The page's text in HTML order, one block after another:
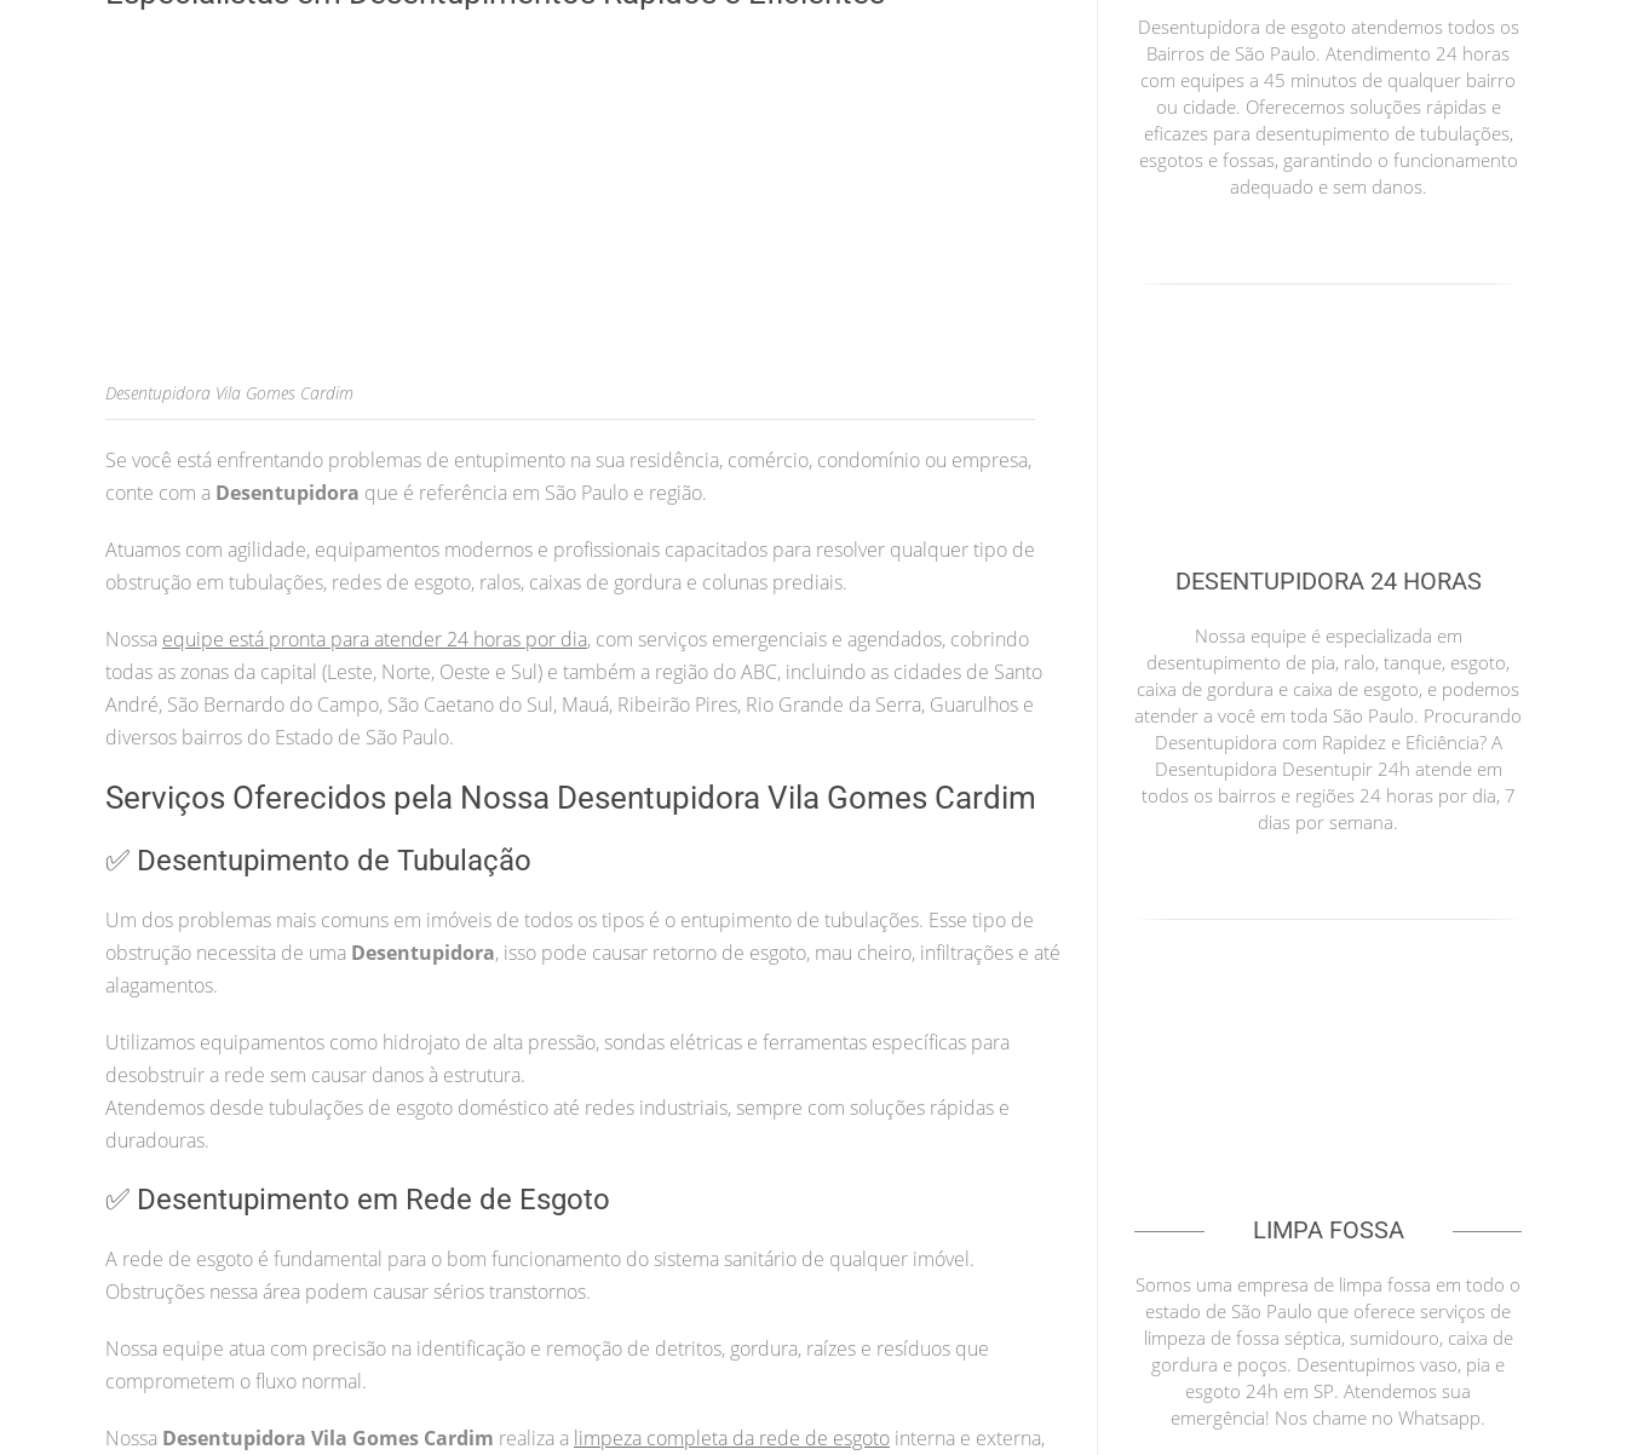
Desentupidora Vila Gomes Cardim
Se você está enfrentando problemas de entupimento na sua residência, comércio, condomínio ou empresa,
conte com a Desentupidora que é referência em São Paulo e região.
Atuamos com agilidade, equipamentos modernos e profissionais capacitados para resolver qualquer tipo de
obstrução em tubulações, redes de esgoto, ralos, caixas de gordura e colunas prediais.
Nossa equipe está pronta para atender 24 horas por dia, com serviços emergenciais e agendados, cobrindo
todas as zonas da capital (Leste, Norte, Oeste e Sul) e também a região do ABC, incluindo as cidades de Santo
André, São Bernardo do Campo, São Caetano do Sul, Mauá, Ribeirão Pires, Rio Grande da Serra, Guarulhos e
diversos bairros do Estado de São Paulo.
Serviços Oferecidos pela Nossa Desentupidora Vila Gomes Cardim
✅ Desentupimento de Tubulação
Um dos problemas mais comuns em imóveis de todos os tipos é o entupimento de tubulações. Esse tipo de
obstrução necessita de uma Desentupidora, isso pode causar retorno de esgoto, mau cheiro, infiltrações e até
alagamentos.
Utilizamos equipamentos como hidrojato de alta pressão, sondas elétricas e ferramentas específicas para
desobstruir a rede sem causar danos à estrutura.
Atendemos desde tubulações de esgoto doméstico até redes industriais, sempre com soluções rápidas e
duradouras.
✅ Desentupimento em Rede de Esgoto
A rede de esgoto é fundamental para o bom funcionamento do sistema sanitário de qualquer imóvel.
Obstruções nessa área podem causar sérios transtornos.
Nossa equipe atua com precisão na identificação e remoção de detritos, gordura, raízes e resíduos que
comprometem o fluxo normal.
Nossa Desentupidora Vila Gomes Cardim realiza a limpeza completa da rede de esgoto interna e externa,
Desentupidora de esgoto atendemos todos os
Bairros de São Paulo. Atendimento 24 horas
com equipes a 45 minutos de qualquer bairro
ou cidade. Oferecemos soluções rápidas e
eficazes para desentupimento de tubulações,
esgotos e fossas, garantindo o funcionamento
adequado e sem danos.
DESENTUPIDORA 24 HORAS
Nossa equipe é especializada em
desentupimento de pia, ralo, tanque, esgoto,
caixa de gordura e caixa de esgoto, e podemos
atender a você em toda São Paulo. Procurando
Desentupidora com Rapidez e Eficiência? A
Desentupidora Desentupir 24h atende em
todos os bairros e regiões 24 horas por dia, 7
dias por semana.
LIMPA FOSSA
Somos uma empresa de limpa fossa em todo o
estado de São Paulo que oferece serviços de
limpeza de fossa séptica, sumidouro, caixa de
gordura e poços. Desentupimos vaso, pia e
esgoto 24h em SP. Atendemos sua
emergência! Nos chame no Whatsapp.